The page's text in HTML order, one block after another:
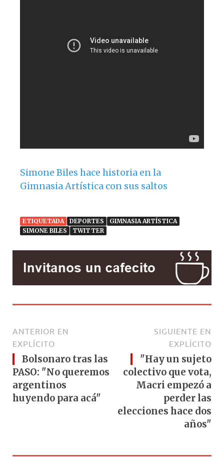
Simone Biles hace historia en la
Gimnasia Artística con sus saltos
ETIQUETADA DEPORTES
GIMNASIA ARTÍSTICA
SIMONE BILES
TWITTER
ANTERIOR EN
EXPLÍCITO
Bolsonaro tras las
PASO: "No queremos
argentinos
huyendo para acá"
SIGUIENTE EN
EXPLÍCITO
"Hay un sujeto
colectivo que vota,
Macri empezó a
perder las
elecciones hace dos
años"